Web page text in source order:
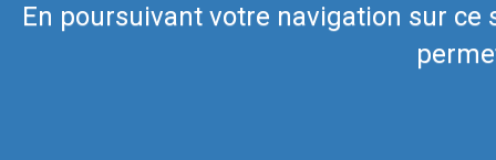
En poursuivant votre navigation sur ce